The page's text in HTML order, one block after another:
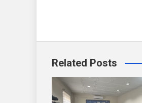
Related Posts